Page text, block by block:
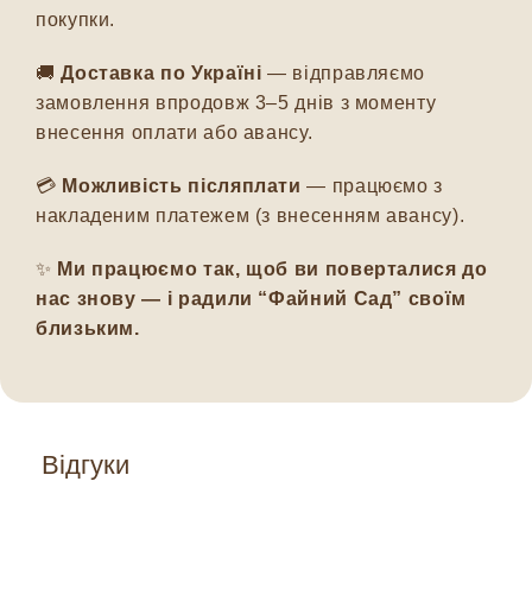
Відгуки
покупки.
🚚Доставка по Україні — відправляємо
замовлення впродовж 3–5 днів з моменту
внесення оплати або авансу.
💳 Можливість післяплати — працюємо з
накладеним платежем (з внесенням авансу).
✨ Ми працюємо так, щоб ви поверталися до
нас знову — і радили “Файний Сад” своїм
близьким.